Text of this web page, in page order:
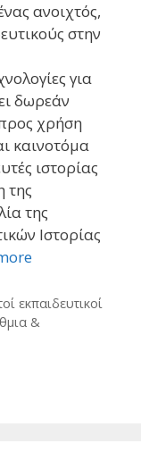
ανοιχτός,
στην
για
δωρεάν
χρήση
καινοτόμα
ιστορίας
της
της
Ιστορίας
εκπαιδευτικοί
&